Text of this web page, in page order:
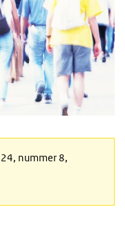
nummer 8,